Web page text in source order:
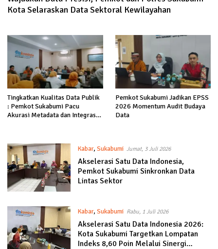
Kota Selaraskan Data Sektoral Kewilayahan
Tingkatkan Kualitas Data Publik
: Pemkot Sukabumi Pacu
Akurasi Metadata dan Integrasi
Pemkot Sukabumi Jadikan EPSS
2026 Momentum Audit Budaya
Data
Kabar, Sukabumi Jumat, 3 Juli 2026
Akselerasi Satu Data Indonesia,
Pemkot Sukabumi Sinkronkan Data
Lintas Sektor
Kabar, Sukabumi Rabu, 1 Juli 2026
Akselerasi Satu Data Indonesia 2026:
Kota Sukabumi Targetkan Lompatan
Indeks 8,60 Poin Melalui Sinergi